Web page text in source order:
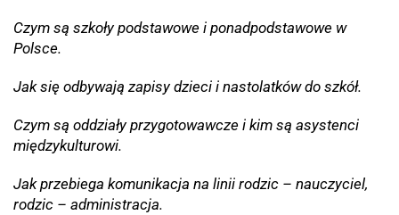
Czym są szkoły podstawowe i ponadpodstawowe w
Polsce.
Jak się odbywają zapisy dzieci i nastolatków do szkół.
Czym są oddziały przygotowawcze i kim są asystenci
międzykulturowi.
Jak przebiega komunikacja na linii rodzic – nauczyciel,
rodzic – administracja.